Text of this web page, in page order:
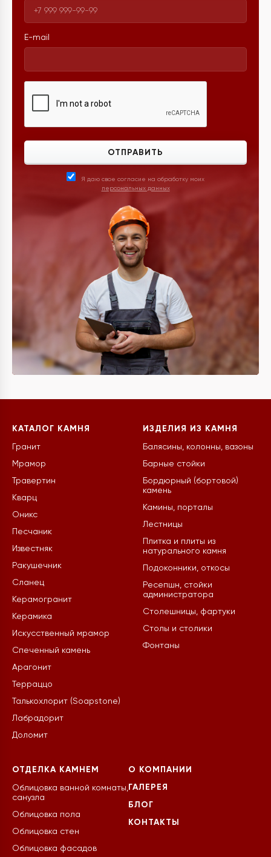
E-mail
ОТПРАВИТЬ
Я даю свое согласие на обработку моих
персональных данных
КАТАЛОГ КАМНЯ
Гранит
Мрамор
Травертин
Кварц
Оникс
Песчаник
Известняк
Ракушечник
Сланец
Керамогранит
Керамика
Искусственный мрамор
Спеченный камень
Арагонит
Терраццо
Талькохлорит (Soapstone)
Лабрадорит
Доломит
ИЗДЕЛИЯ ИЗ КАМНЯ
Балясины, колонны, вазоны
Барные стойки
Бордюрный (бортовой)
камень
Камины, порталы
Лестницы
Плитка и плиты из
натурального камня
Подоконники, откосы
Ресепшн, стойки
администратора
Столешницы, фартуки
Столы и столики
Фонтаны
ОТДЕЛКА КАМНЕМ
Облицовка ванной комнаты,
санузла
Облицовка пола
Облицовка стен
Облицовка фасадов
О КОМПАНИИ
ГАЛЕРЕЯ
БЛОГ
КОНТАКТЫ